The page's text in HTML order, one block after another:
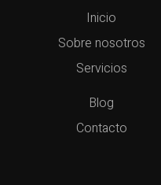
Inicio
Sobre nosotros
Servicios
Blog
Contacto